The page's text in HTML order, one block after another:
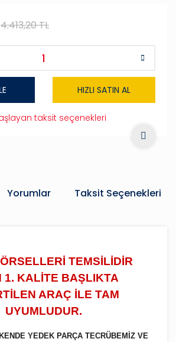
4.413,20 TL
HIZLI SATIN AL
taksit seçenekleri
Yorumlar Taksit Seçenekleri
TEMSİLİDİR
1. KALİTE BAŞLIKTA
ARAÇ İLE TAM
UYUMLUDUR.
YEDEK PARÇA TECRÜBEMİZ VE